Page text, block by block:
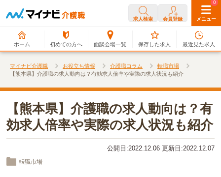
求人検索 会員登録 メニュー
ホーム 初めての方へ 面談会場一覧
0
保存した求人
0
最近見た求人
マイナビ介護職 お役立ち情報 介護職コラム
転職市場
【熊本県】介護職の求人動向は？有効求人倍率や実際の求人状況も紹介
【熊本県】介護職の求人動向は？有
効求人倍率や実際の求人状況も紹介
公開日:2022.12.06 更新日:2022.12.07
転職市場